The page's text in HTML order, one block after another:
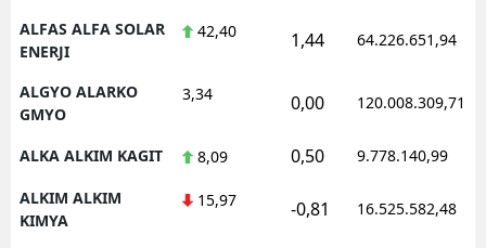
ALFAS ALFA SOLAR
ENERJI
42,40 1,44 64.226.651,94
ALGYO ALARKO
GMYO
3,34 0,00 120.008.309,71
ALKA ALKIM KAGIT 8,09 0,50 9.778.140,99
ALKIM ALKIM
KIMYA
15,97 -0,81 16.525.582,48